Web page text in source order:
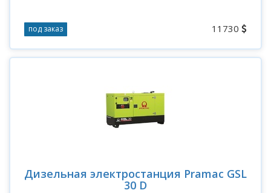
11730
под заказ
Дизельная электростанция Pramac GSL
30 D